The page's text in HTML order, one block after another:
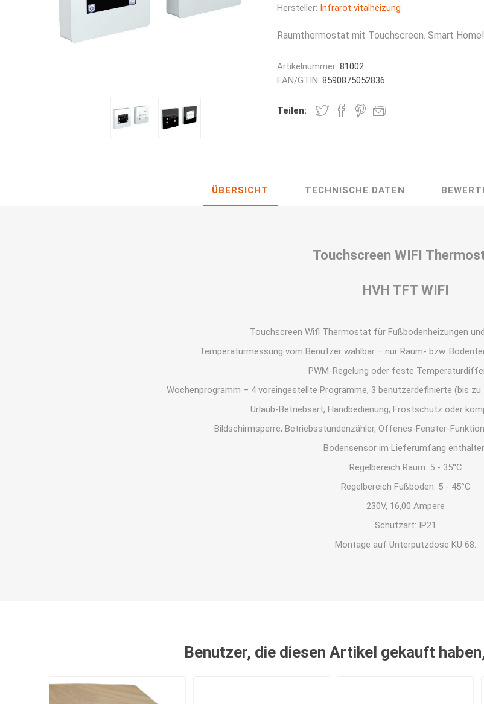
Hersteller: Infrarot vitalheizung
Raumthermostat mit Touchscreen. Smart Home!
Artikelnummer: 81002
EAN/GTIN: 8590875052836
Teilen:
ÜBERSICHT TECHNISCHE DATEN
Touchscreen WIFI
HVH TFT WIFI
Touchscreen Wifi Thermostat für Fußbodenheizungen
Temperaturmessung vom Benutzer wählbar – nur Raum- bzw.
PWM-Regelung oder feste
Wochenprogramm – 4 voreingestellte Programme, 3 benutzerdefinierte (bis
Urlaub-Betriebsart, Handbedienung, Frostschutz oder
Bildschirmsperre, Betriebsstundenzähler, Offenes-Fenster-
Bodensensor im Lieferumfang
Regelbereich Raum: 5 - 35°C
Regelbereich Fußboden: 5 - 45°C
230V, 16,00 Ampere
Schutzart: IP21
Montage auf Unterputzdose KU 68.
Benutzer, die diesen Artikel gekauft